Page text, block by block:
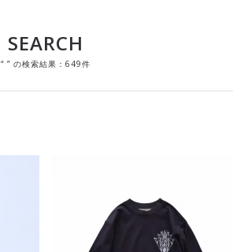
SEARCH
“ ” の検索結果：649件